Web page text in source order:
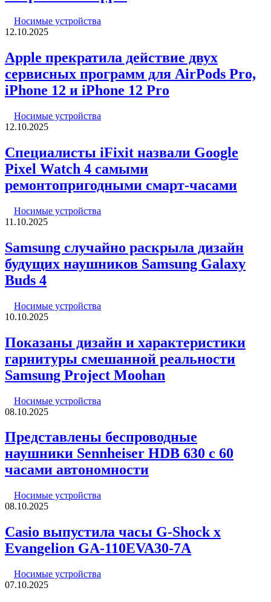
Носимые устройства
12.10.2025
Apple прекратила действие двух
сервисных программ для AirPods Pro,
iPhone 12 и iPhone 12 Pro
Носимые устройства
12.10.2025
Специалисты iFixit назвали Google
Pixel Watch 4 самыми
ремонтопригодными смарт-часами
Носимые устройства
11.10.2025
Samsung случайно раскрыла дизайн
будущих наушников Samsung Galaxy
Buds 4
Носимые устройства
10.10.2025
Показаны дизайн и характеристики
гарнитуры смешанной реальности
Samsung Project Moohan
Носимые устройства
08.10.2025
Представлены беспроводные
наушники Sennheiser HDB 630 с 60
часами автономности
Носимые устройства
08.10.2025
Casio выпустила часы G-Shock x
Evangelion GA-110EVA30-7A
Носимые устройства
07.10.2025